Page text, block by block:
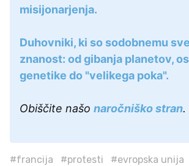
misijonarjenja.
Duhovniki, ki so sodobnemu
znanost: od gibanja planetov,
genetike do "velikega poka".
Obiščite našo naročniško stran.
#francija #protesti #evropska unija